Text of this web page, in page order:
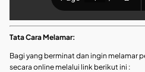
Tata Cara Melamar:
Bagi yang berminat dan ingin melamar
secara online melalui link berikut ini :